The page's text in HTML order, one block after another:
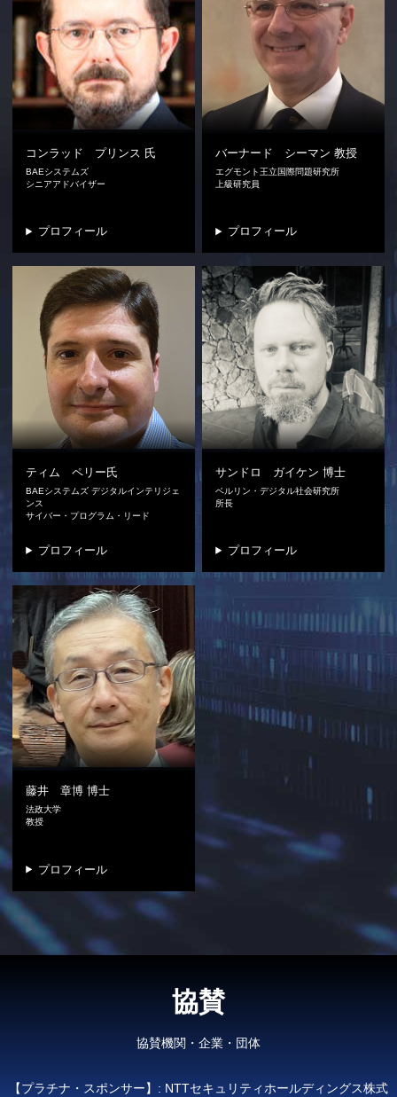
コンラッド プリンス 氏
BAEシステムズ
シニアアドバイザー
プロフィール
バーナード シーマン 教授
エグモント王立国際問題研究所
上級研究員
プロフィール
ティム ペリー氏
BAEシステムズ デジタルインテリジェ
ンス
サイバー・プログラム・リード
プロフィール
サンドロ ガイケン 博士
ベルリン・デジタル社会研究所
所長
プロフィール
藤井 章博 博士
法政大学
教授
プロフィール
協賛
協賛機関・企業・団体
【プラチナ・スポンサー】: NTTセキュリティホールディングス株式